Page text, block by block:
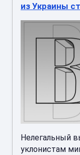
из Украины
Нелегальный
уклонистам